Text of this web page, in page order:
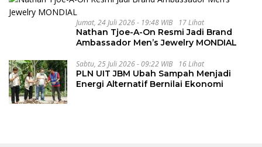
Jumat, 24 Juli 2026 - 19:48 WIB 17 Lihat
Nathan Tjoe-A-On Resmi Jadi Brand
Ambassador Men’s Jewelry MONDIAL
Sabtu, 25 Juli 2026 - 09:22 WIB 16 Lihat
PLN UIT JBM Ubah Sampah Menjadi
Energi Alternatif Bernilai Ekonomi